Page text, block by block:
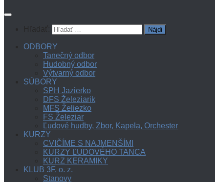
ODBORY
Tanečný odbor
Hudobný odbor
Výtvarný odbor
SÚBORY
SPH Jazierko
DFS Železiarik
MFS Želiezko
FS Železiar
Ľudové hudby, Zbor, Kapela, Orchester
KURZY
CVIČÍME S NAJMENŠÍMI
KURZY ĽUDOVÉHO TANCA
KURZ KERAMIKY
KLUB 3F, o. z.
Stanovy